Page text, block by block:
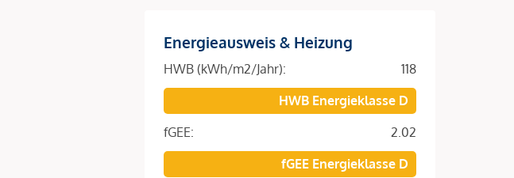
Energieausweis & Heizung
HWB (kWh/m2/Jahr):
118
HWB Energieklasse D
fGEE:
2.02
fGEE Energieklasse D